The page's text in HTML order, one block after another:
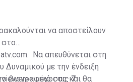
να αποστείλουν
στο
. Να απευθύνεται στη
Δυναμικού με την ένδειξη
μέχρι τις7
βιογραφικό σας και θα